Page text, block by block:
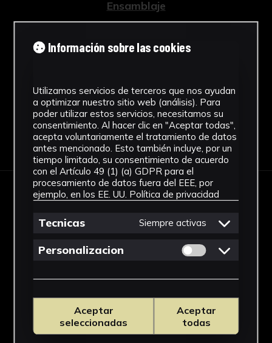
Ensamblaje
Madera
Descargar Ficha
IMÁGENES
Información sobre las cookies
Utilizamos servicios de terceros que nos ayudan
a optimizar nuestro sitio web (análisis). Para
poder utilizar estos servicios, necesitamos su
consentimiento. Al hacer clic en "Aceptar todas",
acepta voluntariamente el tratamiento de datos
antes mencionado. Esto también incluye, por un
tiempo limitado, su consentimiento de acuerdo
con el Artículo 49 (1) (a) GDPR para el
procesamiento de datos fuera del EEE, por
ejemplo, en los EE. UU. Política de privacidad
Tecnicas Siempre activas
Personalizacion Permitir cookies
Aceptar
seleccionadas
Aceptar
todas